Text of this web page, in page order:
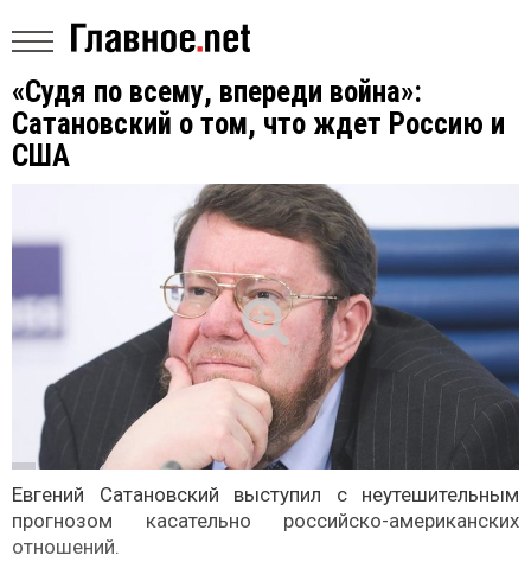
«Судя по всему, впереди война»:
Сатановский о том, что ждет Россию и
США
Евгений Сатановский выступил с неутешительным
прогнозом касательно российско-американских
отношений.